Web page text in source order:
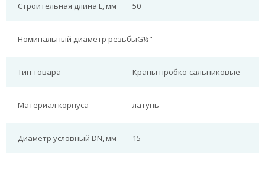
Строительная длина L, мм 50
Номинальный диаметр резьбыG½"
Тип товара Краны пробко-сальниковые
Материал корпуса латунь
Диаметр условный DN, мм 15